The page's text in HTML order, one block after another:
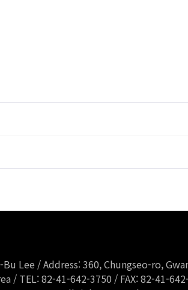
Bu Lee / Address: 360, Chungseo-ro,
/ TEL: 82-41-642-3750 / FAX: 82-41-